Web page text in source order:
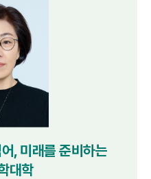
, 미래를 준비하는
대학